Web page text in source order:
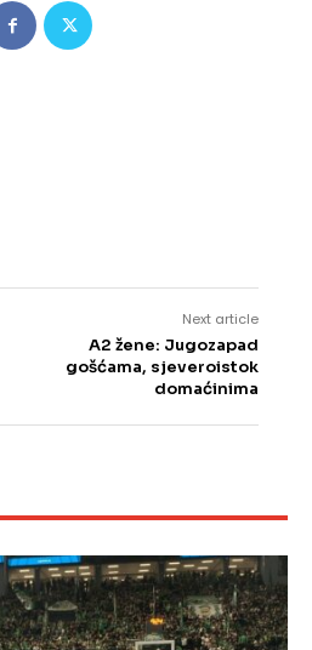
Next article
A2 žene: Jugozapad
gošćama, sjeveroistok
domaćinima